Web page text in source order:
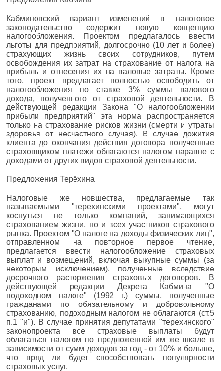
Кабминовский вариант изменений в налоговое
законодательство содержит новую концепцию
налогообложения. Проектом предлагалось ввести
льготы для предприятий, долгосрочно (10 лет и более)
страхующих жизнь своих сотрудников, путем
освобождения их затрат на страхование от налога на
прибыль и отнесения их на валовые затраты. Кроме
того, проект предлагает полностью освободить от
налогообложения по ставке 3% суммы валового
дохода, полученного от страховой деятельности. В
действующей редакции Закона "О налогообложении
прибыли предприятий" эта норма распространяется
только на страхование рисков жизни (смерти и утраты
здоровья от несчастного случая). В случае дожития
клиента до окончания действия договора полученные
страховщиком платежи облагаются налогом наравне с
доходами от других видов страховой деятельности.
Предложения Терёхина
Налоговые же новшества, предлагаемые так
называемыми "терехинскими проектами", могут
коснуться не только компаний, занимающихся
страхованием жизни, но и всех участников страхового
рынка. Проектом "О налоге на доходы физических лиц",
отправленном на повторное первое чтение,
предлагается ввести налогообложение страховых
выплат и возмещений, включая выкупные суммы (за
некоторым исключением), полученные вследствие
досрочного расторжения страховых договоров. В
действующей редакции Декрета Кабмина "О
подоходном налоге" (1992 г.) суммы, полученные
гражданами по обязательному и добровольному
страхованию, подоходным налогом не облагаются (ст.5
п.1 "и"). В случае принятия депутатами "терехинского"
законопроекта все страховые выплаты будут
облагаться налогом по предложенной им же шкале в
зависимости от сумм доходов за год - от 10% и больше,
что вряд ли будет способствовать популярности
страховых услуг.